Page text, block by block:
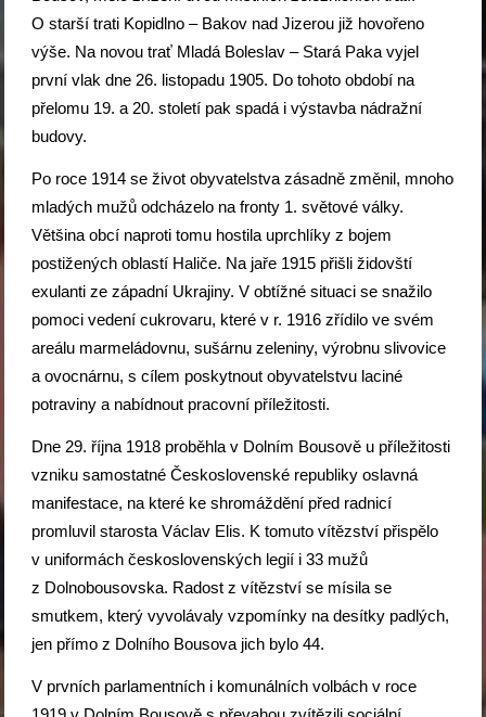
O starší trati Kopidlno – Bakov nad Jizerou již hovořeno
výše. Na novou trať Mladá Boleslav – Stará Paka vyjel
první vlak dne 26. listopadu 1905. Do tohoto období na
přelomu 19. a 20. století pak spadá i výstavba nádražní
budovy.
Po roce 1914 se život obyvatelstva zásadně změnil, mnoho
mladých mužů odcházelo na fronty 1. světové války.
Většina obcí naproti tomu hostila uprchlíky z bojem
postižených oblastí Haliče. Na jaře 1915 přišli židovští
exulanti ze západní Ukrajiny. V obtížné situaci se snažilo
pomoci vedení cukrovaru, které v r. 1916 zřídilo ve svém
areálu marmeládovnu, sušárnu zeleniny, výrobnu slivovice
a ovocnárnu, s cílem poskytnout obyvatelstvu laciné
potraviny a nabídnout pracovní příležitosti.
Dne 29. října 1918 proběhla v Dolním Bousově u příležitosti
vzniku samostatné Československé republiky oslavná
manifestace, na které ke shromáždění před radnicí
promluvil starosta Václav Elis. K tomuto vítězství přispělo
v uniformách československých legií i 33 mužů
z Dolnobousovska. Radost z vítězství se mísila se
smutkem, který vyvolávaly vzpomínky na desítky padlých,
jen přímo z Dolního Bousova jich bylo 44.
V prvních parlamentních i komunálních volbách v roce